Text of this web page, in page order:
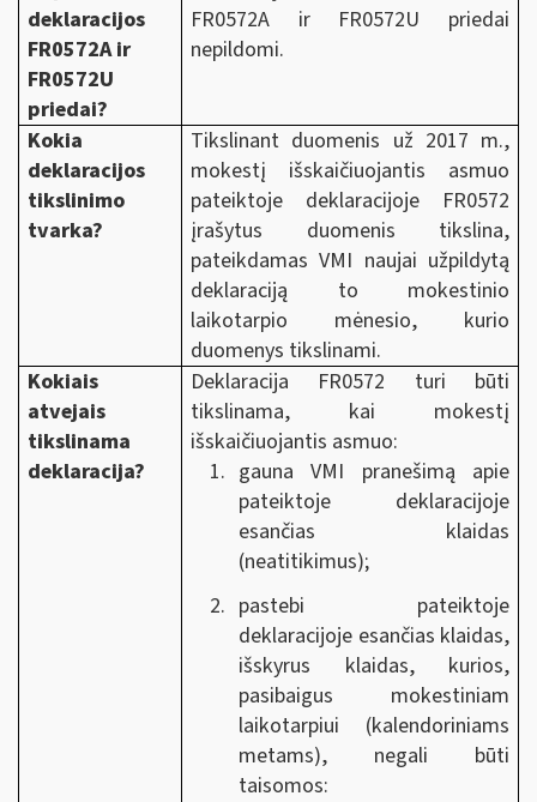
deklaracijos
FR0572A ir
FR0572U
priedai?
FR0572A ir FR0572U priedai
nepildomi.
Kokia
deklaracijos
tikslinimo
tvarka?
Tikslinant duomenis už 2017 m.,
mokestį išskaičiuojantis asmuo
pateiktoje deklaracijoje FR0572
įrašytus duomenis tikslina,
pateikdamas VMI naujai užpildytą
deklaraciją to mokestinio
laikotarpio mėnesio, kurio
duomenys tikslinami.
Kokiais
atvejais
tikslinama
deklaracija?
Deklaracija FR0572 turi būti
tikslinama, kai mokestį
išskaičiuojantis asmuo:
gauna VMI pranešimą apie
pateiktoje deklaracijoje
esančias klaidas
(neatitikimus);
pastebi pateiktoje
deklaracijoje esančias klaidas,
išskyrus klaidas, kurios,
pasibaigus mokestiniam
laikotarpiui (kalendoriniams
metams), negali būti
taisomos: